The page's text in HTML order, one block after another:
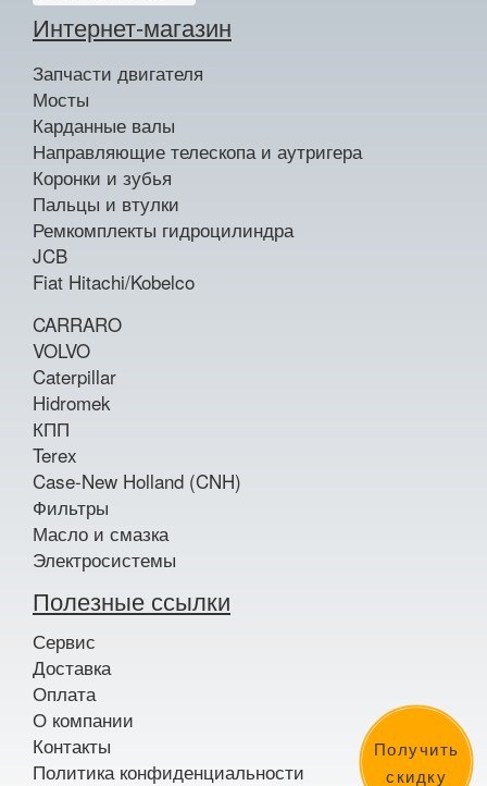
Получить
скидку
Интернет-магазин
Запчасти двигателя
Мосты
Карданные валы
Направляющие телескопа и аутригера
Коронки и зубья
Пальцы и втулки
Ремкомплекты гидроцилиндра
JCB
Fiat Hitachi/Kobelco
CARRARO
VOLVO
Caterpillar
Hidromek
КПП
Terex
Case-New Holland (CNH)
Фильтры
Масло и смазка
Электросистемы
Полезные ссылки
Сервис
Доставка
Оплата
О компании
Контакты
Политика конфиденциальности